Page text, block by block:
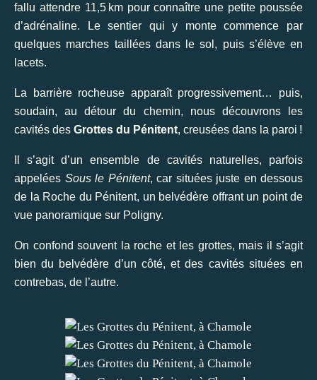
fallu attendre 11,5 km pour connaître une petite poussée
d’adrénaline. Le sentier qui y monte commence par
quelques marches taillées dans le sol, puis s’élève en
lacets.
La barrière rocheuse apparaît progressivement… puis,
soudain, au détour du chemin, nous découvrons les
cavités des Grottes du Pénitent, creusées dans la paroi !
Il s’agit d’un ensemble de cavités naturelles, parfois
appelées Sous le Pénitent, car situées juste en dessous
de la Roche du Pénitent, un belvédère offrant un point de
vue panoramique sur Poligny.
On confond souvent la roche et les grottes, mais il s’agit
bien du belvédère d’un côté, et des cavités situées en
contrebas, de l’autre.